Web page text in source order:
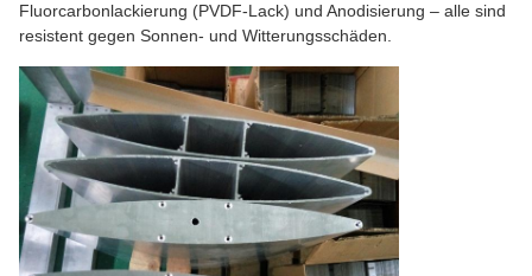
Fluorcarbonlackierung (PVDF-Lack) und Anodisierung – alle sind
resistent gegen Sonnen- und Witterungsschäden.